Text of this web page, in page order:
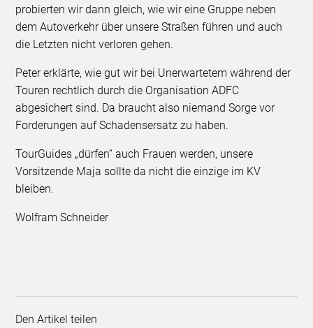
probierten wir dann gleich, wie wir eine Gruppe neben
dem Autoverkehr über unsere Straßen führen und auch
die Letzten nicht verloren gehen.
Peter erklärte, wie gut wir bei Unerwartetem während der
Touren rechtlich durch die Organisation ADFC
abgesichert sind. Da braucht also niemand Sorge vor
Forderungen auf Schadensersatz zu haben.
TourGuides „dürfen“ auch Frauen werden, unsere
Vorsitzende Maja sollte da nicht die einzige im KV
bleiben.
Wolfram Schneider
Den Artikel teilen